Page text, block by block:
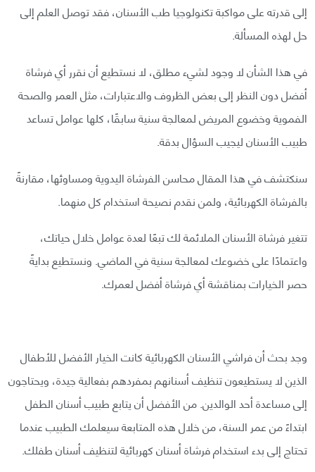
إلى قدرته على مواكبة تكنولوجيا طب الأسنان، فقد توصل العلم إلى
حل لهذه المسألة.
في هذا الشأن لا وجود لشيء مطلق، لا نستطيع أن نقرر أي فرشاة
أفضل دون النظر إلى بعض الظروف والاعتبارات، مثل العمر والصحة
الفموية وخضوع المريض لمعالجة سنية سابقًا، كلها عوامل تساعد
طبيب الأسنان ليجيب السؤال بدقة.
سنكتشف في هذا المقال محاسن الفرشاة اليدوية ومساوئها، مقارنةً
بالفرشاة الكهربائية، ولمن نقدم نصيحة استخدام كل منهما.
تتغير فرشاة الأسنان الملائمة لك تبعًا لعدة عوامل خلال حياتك،
واعتمادًا على خضوعك لمعالجة سنية في الماضي. ونستطيع بدايةً
حصر الخيارات بمناقشة أي فرشاة أفضل لعمرك.
وجد بحث أن فراشي الأسنان الكهربائية كانت الخيار الأفضل للأطفال
الذين لا يستطيعون تنظيف أسنانهم بمفردهم بفعالية جيدة، ويحتاجون
إلى مساعدة أحد الوالدين. من الأفضل أن يتابع طبيب أسنان الطفل
ابتداءً من عمر السنة، من خلال هذه المتابعة سيعلمك الطبيب عندما
تحتاج إلى بدء استخدام فرشاة أسنان كهربائية لتنظيف أسنان طفلك.